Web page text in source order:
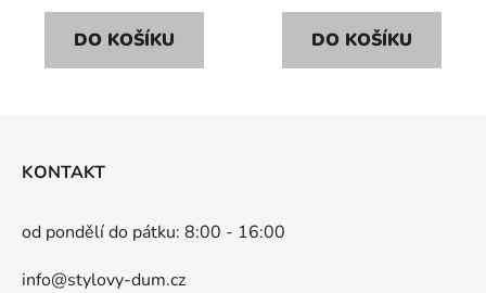
DO KOŠÍKU DO KOŠÍKU
KONTAKT
od pondělí do pátku: 8:00 - 16:00
info@stylovy-dum.cz